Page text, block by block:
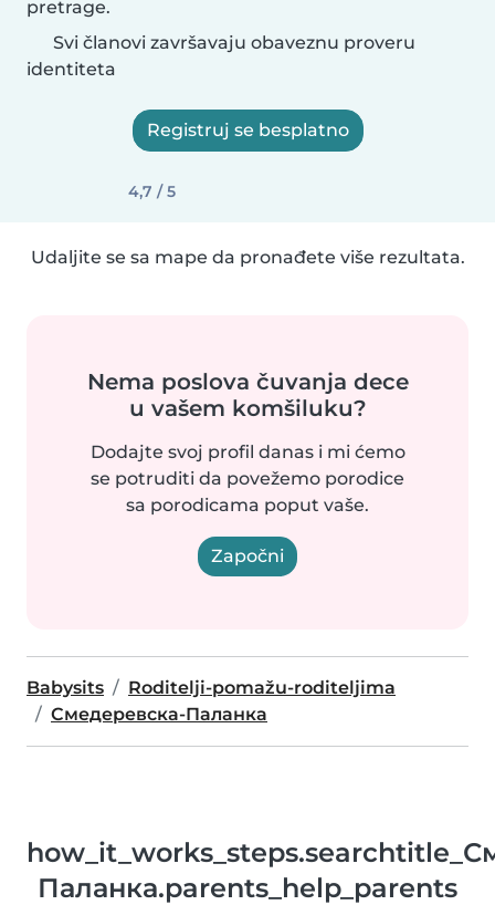
pretrage.
Svi članovi završavaju obaveznu proveru
identiteta
Registruj se besplatno
4,7 / 5
Udaljite se sa mape da pronađete više rezultata.
Nema poslova čuvanja dece
u vašem komšiluku?
Dodajte svoj profil danas i mi ćemo
se potruditi da povežemo porodice
sa porodicama poput vaše.
Započni
Babysits
Roditelji-pomažu-roditeljima
Смедеревска-Паланка
Паланка.parents_help_parents